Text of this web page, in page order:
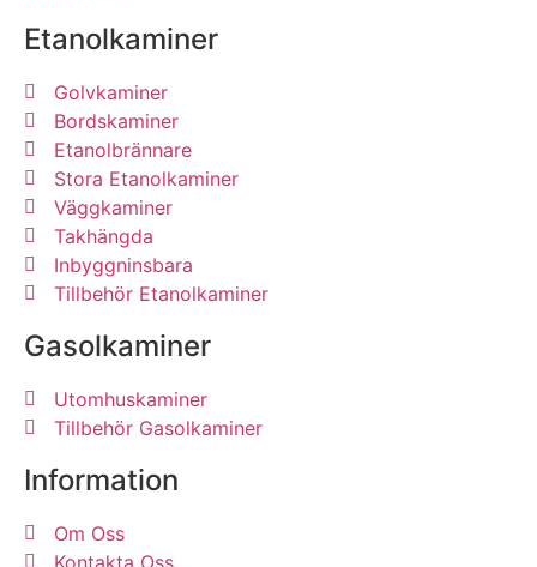
Etanolkaminer
Golvkaminer
Bordskaminer
Etanolbrännare
Stora Etanolkaminer
Väggkaminer
Takhängda
Inbyggninsbara
Tillbehör Etanolkaminer
Gasolkaminer
Utomhuskaminer
Tillbehör Gasolkaminer
Information
Om Oss
Kontakta Oss